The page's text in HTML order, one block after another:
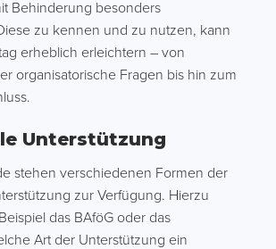
Behinderung besonders
zu kennen und zu nutzen, kann
erheblich erleichtern – von
organisatorische Fragen bis hin zum
Unterstützung
stehen verschiedenen Formen der
zur Verfügung. Hierzu
das BAföG oder das
Art der Unterstützung ein